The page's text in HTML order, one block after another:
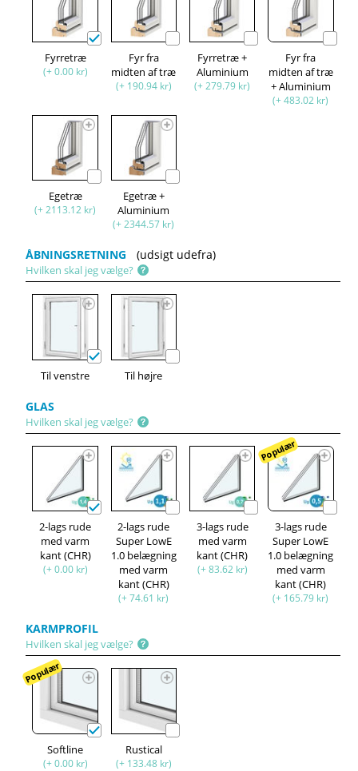
Fyrretræ
(+ 0.00 kr)
Fyr fra
midten af træ
(+ 190.94 kr)
Fyrretræ +
Aluminium
(+ 279.79 kr)
Fyr fra
midten af træ
+ Aluminium
(+ 483.02 kr)
Egetræ
(+ 2113.12 kr)
Egetræ +
Aluminium
(+ 2344.57 kr)
ÅBNINGSRETNING (udsigt udefra)
Hvilken skal jeg vælge?
Til venstre Til højre
GLAS
Hvilken skal jeg vælge?
2-lags rude
med varm
kant (CHR)
(+ 0.00 kr)
2-lags rude
Super LowE
1.0 belægning
med varm
kant (CHR)
(+ 74.61 kr)
3-lags rude
med varm
kant (CHR)
(+ 83.62 kr)
Populær
3-lags rude
Super LowE
1.0 belægning
med varm
kant (CHR)
(+ 165.79 kr)
KARMPROFIL
Hvilken skal jeg vælge?
Populær
Softline
(+ 0.00 kr)
Rustical
(+ 133.48 kr)